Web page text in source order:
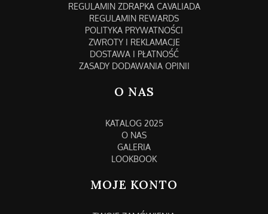
REGULAMIN ZDRAPKA CAVALIADA
REGULAMIN REWARDS
POLITYKA PRYWATNOŚCI
ZWROTY I REKLAMACJE
DOSTAWA I PŁATNOŚĆ
ZASADY DODAWANIA OPINII
O NAS
KATALOG 2025
O NAS
GALERIA
LOOKBOOK
MOJE KONTO